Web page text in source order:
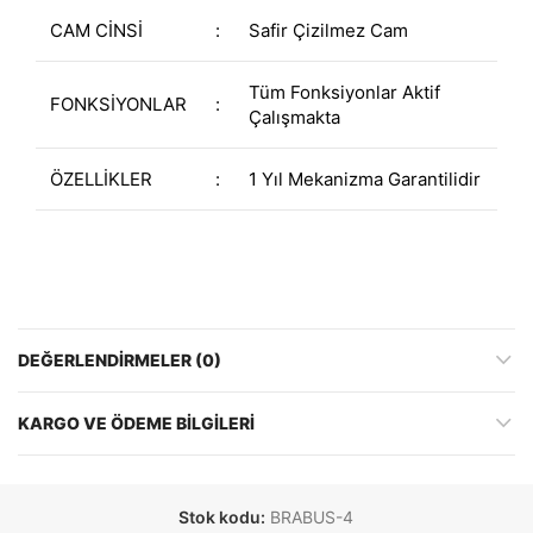
CAM CİNSİ : Safir Çizilmez Cam
FONKSİYONLAR :
Tüm Fonksiyonlar Aktif
Çalışmakta
ÖZELLİKLER : 1 Yıl Mekanizma Garantilidir
DEĞERLENDIRMELER (0)
KARGO VE ÖDEME BILGILERI
Stok kodu: BRABUS-4